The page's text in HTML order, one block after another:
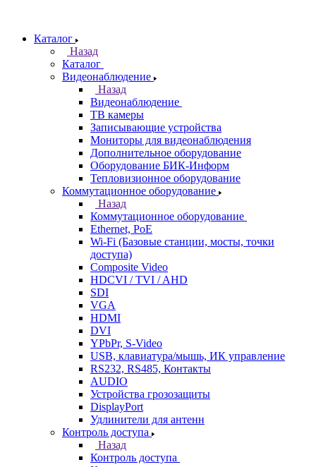
Каталог
Назад
Каталог
Видеонаблюдение
Назад
Видеонаблюдение
ТВ камеры
Записывающие устройства
Мониторы для видеонаблюдения
Дополнительное оборудование
Оборудование БИК-Информ
Тепловизионное оборудование
Коммутационное оборудование
Назад
Коммутационное оборудование
Ethernet, PoE
Wi-Fi (Базовые станции, мосты, точки
доступа)
Composite Video
HDCVI / TVI / AHD
SDI
VGA
HDMI
DVI
YPbPr, S-Video
USB, клавиатура/мышь, ИК управление
RS232, RS485, Контакты
AUDIO
Устройства грозозащиты
DisplayPort
Удлинители для антенн
Контроль доступа
Назад
Контроль доступа